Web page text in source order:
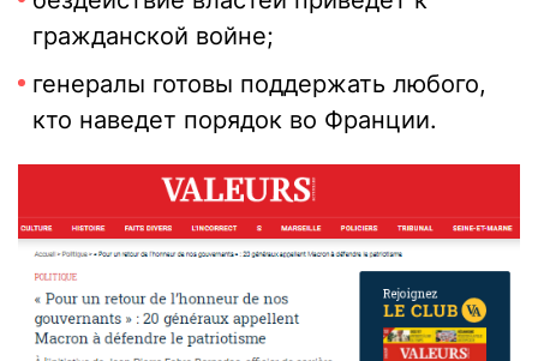
гражданской войне;
генералы готовы поддержать любого,
кто наведет порядок во Франции.